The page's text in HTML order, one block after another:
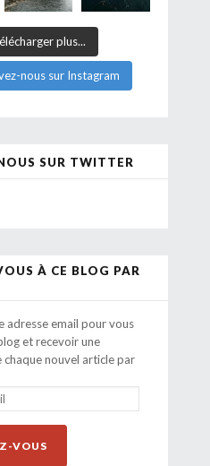
plus...
nous sur Instagram
SUR TWITTER
À CE BLOG PAR
adresse email pour vous
et recevoir une
nouvel article par
VOUS